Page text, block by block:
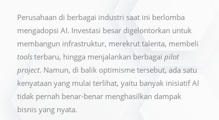
Perusahaan di berbagai industri saat ini berlomba
mengadopsi AI. Investasi besar digelontorkan untuk
membangun infrastruktur, merekrut talenta, membeli
tools terbaru, hingga menjalankan berbagai pilot
project. Namun, di balik optimisme tersebut, ada satu
kenyataan yang mulai terlihat, yaitu banyak inisiatif AI
tidak pernah benar-benar menghasilkan dampak
bisnis yang nyata.